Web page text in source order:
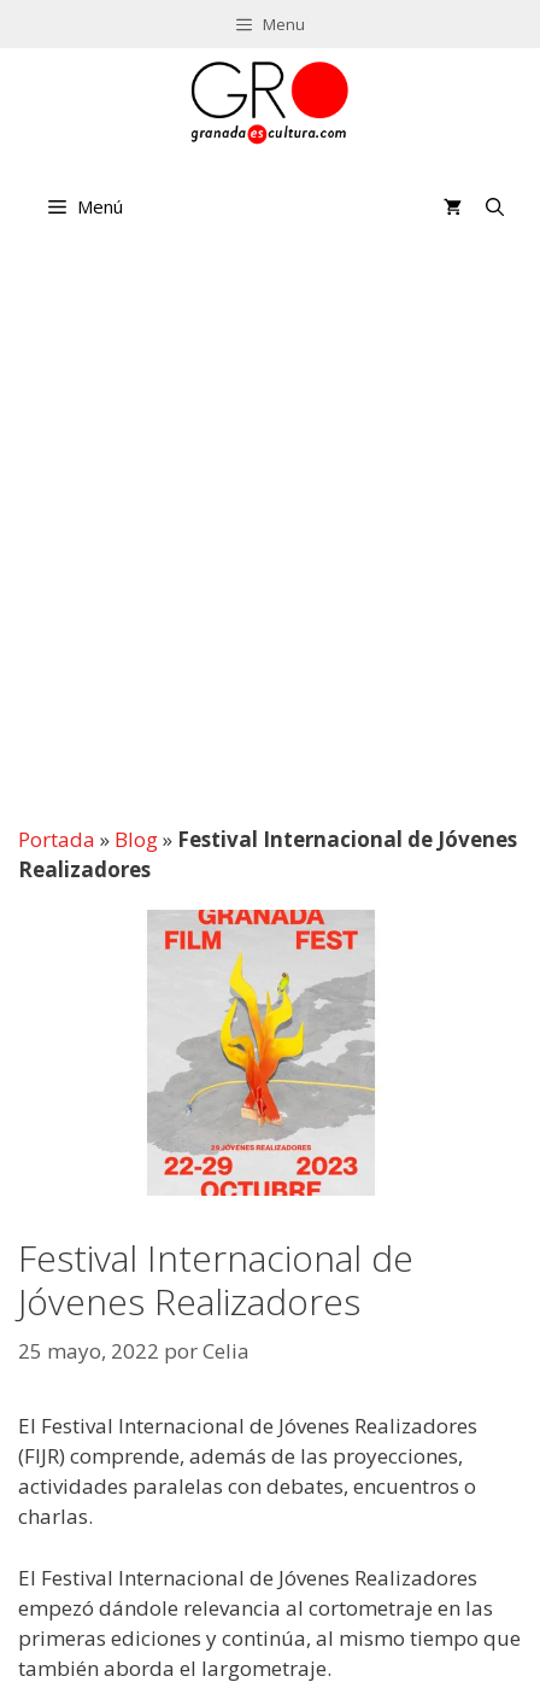
Menu
Menú
Portada » Blog» Festival Internacional de Jóvenes
Realizadores
Festival Internacional de
Jóvenes Realizadores
25 mayo, 2022 porCelia
El Festival Internacional de Jóvenes Realizadores
(FIJR) comprende, además de las proyecciones,
actividades paralelas con debates, encuentros o
charlas.
El Festival Internacional de Jóvenes Realizadores
empezó dándole relevancia al cortometraje en las
primeras ediciones y continúa, al mismo tiempo que
también aborda el largometraje.